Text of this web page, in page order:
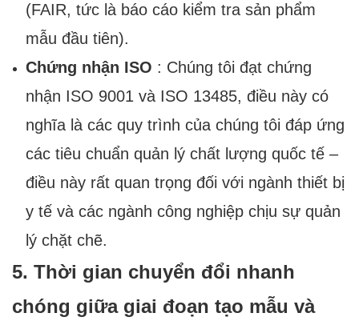
(FAIR, tức là báo cáo kiểm tra sản phẩm
mẫu đầu tiên).
Chứng nhận ISO : Chúng tôi đạt chứng
nhận ISO 9001 và ISO 13485, điều này có
nghĩa là các quy trình của chúng tôi đáp ứng
các tiêu chuẩn quản lý chất lượng quốc tế –
điều này rất quan trọng đối với ngành thiết bị
y tế và các ngành công nghiệp chịu sự quản
lý chặt chẽ.
5. Thời gian chuyển đổi nhanh
chóng giữa giai đoạn tạo mẫu và